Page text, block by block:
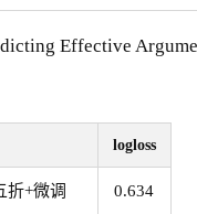
Effective
logloss
折+微调 0.634